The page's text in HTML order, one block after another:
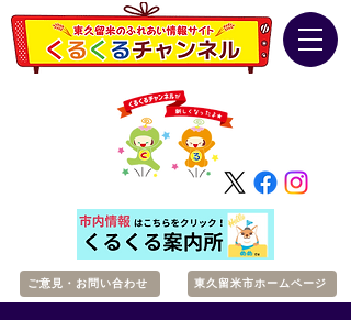
ご意見・お問い合わせ 東久留米市ホームページ